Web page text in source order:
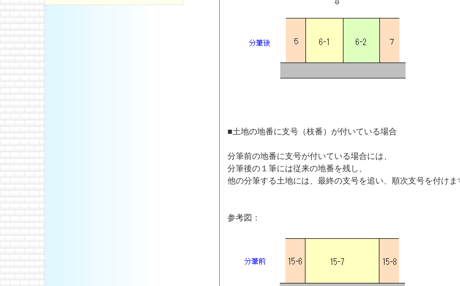
■土地の地番に支号（枝番）が付いている場合
分筆前の地番に支号が付いている場合には、
分筆後の１筆には従来の地番を残し、
他の分筆する土地には、最終の支号を追い、順次支号を付けま
参考図：